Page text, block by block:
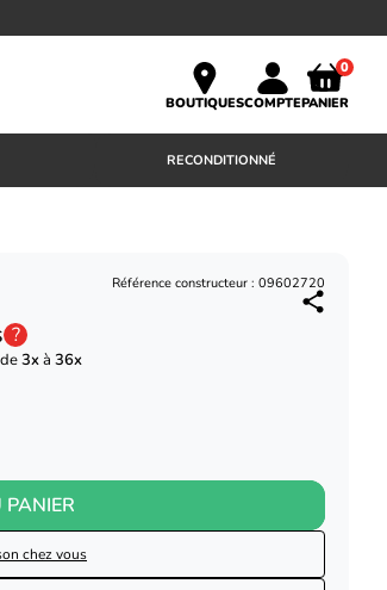
BOUTIQUESCOMPTE
0
PANIER
RECONDITIONNÉ
Référence constructeur : 09602720
?
3xà 36x
chez vous